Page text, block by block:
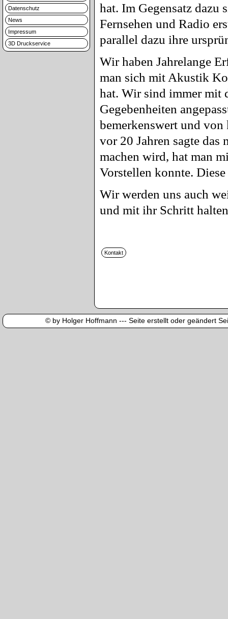
Datenschutz
News
Impressum
3D Druckservice
hat. Im Gegensatz dazu
Fernsehen und Radio
parallel dazu ihre
Wir haben Jahrelange
man sich mit Akustik
hat. Wir sind immer mit
Gegebenheiten
bemerkenswert und
vor 20 Jahren sagte das
machen wird, hat man
Vorstellen konnte.
Wir werden uns auch
und mit ihr Schritt
© by Holger Hoffmann --- Seite erstellt oder geändert